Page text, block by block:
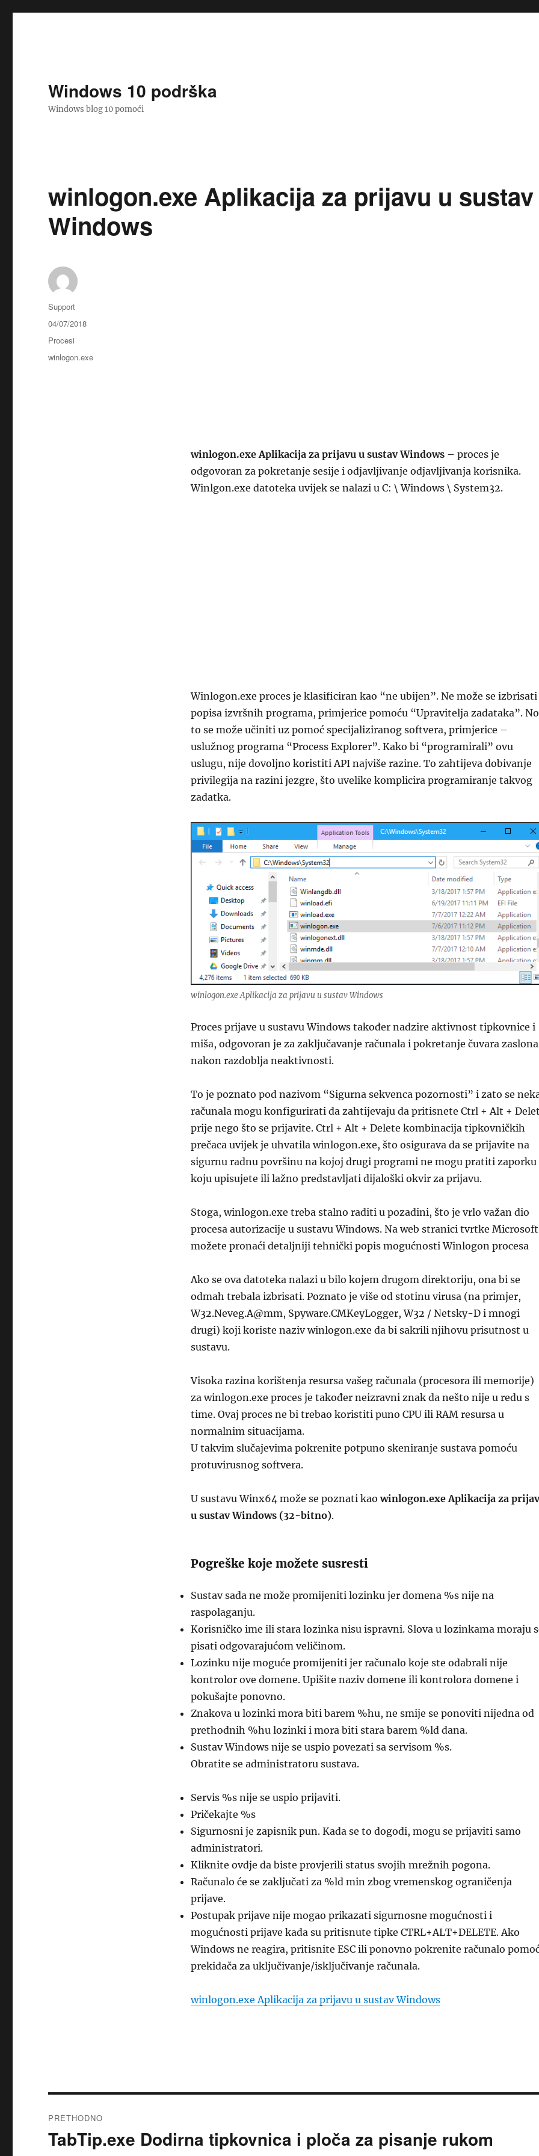
Windows 10 podrška
Windows blog 10 pomoći
winlogon.exe Aplikacija za prijavu u sustav
Windows
winlogon.exe Aplikacija za prijavu u sustav Windows– proces je
odgovoran za pokretanje sesije i odjavljivanje odjavljivanja korisnika.
Winlgon.exe datoteka uvijek se nalazi u C: \ Windows \ System32.
Winlogon.exe proces je klasificiran kao “ne ubijen”. Ne može se izbrisati
popisa izvršnih programa, primjerice pomoću “Upravitelja zadataka”.
to se može učiniti uz pomoć specijaliziranog softvera, primjerice –
uslužnog programa “Process Explorer”. Kako bi “programirali” ovu
uslugu, nije dovoljno koristiti API najviše razine. To zahtijeva dobivanje
privilegija na razini jezgre, što uvelike komplicira programiranje takvog
zadatka.
winlogon.exe Aplikacija za prijavu u sustav Windows
Proces prijave u sustavu Windows također nadzire aktivnost tipkovnice i
miša, odgovoran je za zaključavanje računala i pokretanje čuvara zaslona
nakon razdoblja neaktivnosti.
To je poznato pod nazivom “Sigurna sekvenca pozornosti” i zato se
računala mogu konfigurirati da zahtijevaju da pritisnete Ctrl + Alt +
prije nego što se prijavite. Ctrl + Alt + Delete kombinacija tipkovničkih
prečaca uvijek je uhvatila winlogon.exe, što osigurava da se prijavite na
sigurnu radnu površinu na kojoj drugi programi ne mogu pratiti zaporku
koju upisujete ili lažno predstavljati dijaloški okvir za prijavu.
Stoga, winlogon.exe treba stalno raditi u pozadini, što je vrlo važan dio
procesa autorizacije u sustavu Windows. Na web stranici tvrtke Microsoft
možete pronaći detaljniji tehnički popis mogućnosti Winlogon procesa
Ako se ova datoteka nalazi u bilo kojem drugom direktoriju, ona bi se
odmah trebala izbrisati. Poznato je više od stotinu virusa (na primjer,
W32.Neveg.A@mm, Spyware.CMKeyLogger, W32 / Netsky-D i mnogi
drugi) koji koriste naziv winlogon.exe da bi sakrili njihovu prisutnost u
sustavu.
Visoka razina korištenja resursa vašeg računala (procesora ili memorije)
za winlogon.exe proces je također neizravni znak da nešto nije u redu s
time. Ovaj proces ne bi trebao koristiti puno CPU ili RAM resursa u
normalnim situacijama.
U takvim slučajevima pokrenite potpuno skeniranje sustava pomoću
protuvirusnog softvera.
U sustavu Winx64 može se poznati kaowinlogon.exe Aplikacija za
u sustav Windows (32-bitno).
Pogreške koje možete susresti
Sustav sada ne može promijeniti lozinku jer domena %s nije na
raspolaganju.
Korisničko ime ili stara lozinka nisu ispravni. Slova u lozinkama moraju
pisati odgovarajućom veličinom.
Lozinku nije moguće promijeniti jer računalo koje ste odabrali nije
kontrolor ove domene. Upišite naziv domene ili kontrolora domene i
pokušajte ponovno.
Znakova u lozinki mora biti barem %hu, ne smije se ponoviti nijedna od
prethodnih %hu lozinki i mora biti stara barem %ld dana.
Sustav Windows nije se uspio povezati sa servisom %s.
Obratite se administratoru sustava.
Servis %s nije se uspio prijaviti.
Pričekajte %s
Sigurnosni je zapisnik pun. Kada se to dogodi, mogu se prijaviti samo
administratori.
Kliknite ovdje da biste provjerili status svojih mrežnih pogona.
Računalo će se zaključati za %ld min zbog vremenskog ograničenja
prijave.
Postupak prijave nije mogao prikazati sigurnosne mogućnosti i
mogućnosti prijave kada su pritisnute tipke CTRL+ALT+DELETE. Ako
Windows ne reagira, pritisnite ESC ili ponovno pokrenite računalo
prekidača za uključivanje/isključivanje računala.
winlogon.exe Aplikacija za prijavu u sustav Windows
Autor
Support
Objavljeno
dana
04/07/2018
Kategorije
Procesi
Oznake
winlogon.exe
objava
PRETHODNO
Prethodna
TabTip.exe Dodirna tipkovnica i ploča za pisanje rukom